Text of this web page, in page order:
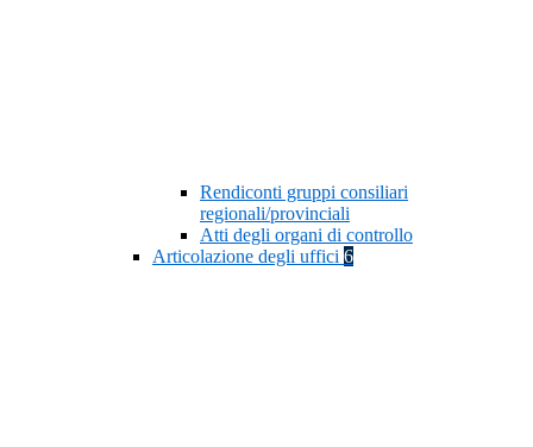
Rendiconti gruppi consiliari
regionali/provinciali
Atti degli organi di controllo
Articolazione degli uffici 6